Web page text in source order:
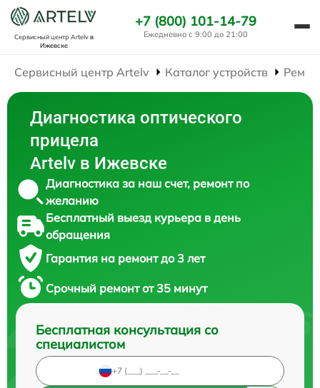
Сервисный центр Artelvв
Ижевске
+7 (800) 101-14-79
Ежедневно с 9:00 до 21:00
Сервисный центр Artelv Каталог устройств
Диагностика оптического
прицела
Artelv в Ижевске
Диагностика за наш счет, ремонт по
желанию
Бесплатный выезд курьера в день
обращения
Гарантия на ремонт до 3 лет
Срочный ремонт от 35 минут
Бесплатная консультация со
специалистом